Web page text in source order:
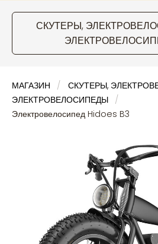
СКУТЕРЫ,
МАГАЗИН
СКУТЕРЫ,
ЭЛЕКТРОВЕЛОСИПЕДЫ
Электровелосипед Hidoes B3